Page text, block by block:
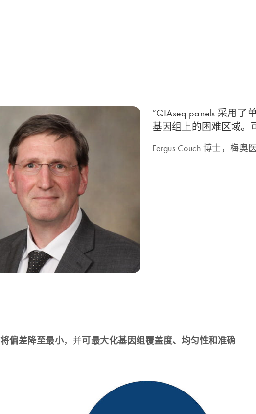
“QIAseq panels 采用
基因组上的困难区域。
Fergus Couch 博士，梅奥
将偏差降至最小，并可最大化基因组覆盖度、均匀性和准确